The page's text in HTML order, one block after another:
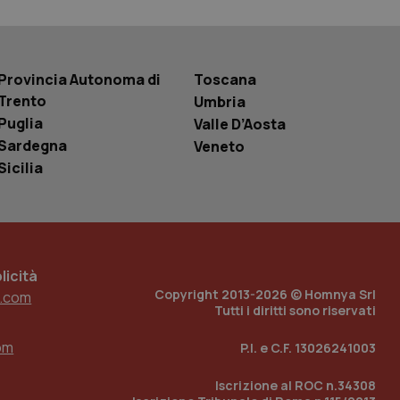
Autonoma di
Toscana
Umbria
Valle D’Aosta
Veneto
Copyright 2013-2026 © Homnya Srl
Tutti i diritti sono riservati
P.I. e C.F. 13026241003
Iscrizione al ROC n.34308
traccia
incorporati
del sito web sta
di
la gestione
per abilitare il
con identity